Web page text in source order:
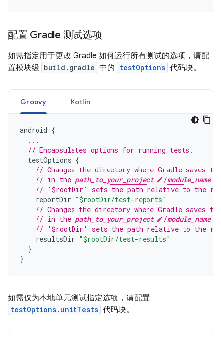
配置 Gradle 测试选项
如需指定用于更改 Gradle 如何运行所有测试的选项，请配
置模块级 build.gradle 中的 testOptions 代码块。
Groovy Kotlin
android {
...
// Encapsulates options for running tests.
testOptions {
// Changes the directory where Gradle saves
// in the path_to_your_project /module_name
// '$rootDir' sets the path relative to the
reportDir "$rootDir/test-reports"
// Changes the directory where Gradle
// in the path_to_your_project /module_name
// '$rootDir' sets the path relative to the
resultsDir "$rootDir/test-results"
}
}
如需仅为本地单元测试指定选项，请配置
testOptions.unitTests 代码块。